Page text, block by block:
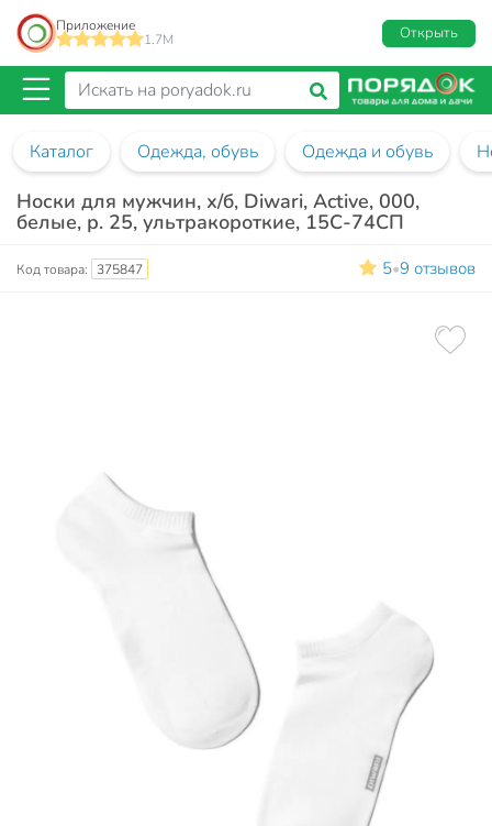
Приложение
1.7M
Открыть
Каталог Одежда, обувь Одежда и обувь
Носки для мужчин, х/б, Diwari, Active, 000,
белые, р. 25, ультракороткие, 15С-74СП
Код товара: 375847 5•9 отзывов